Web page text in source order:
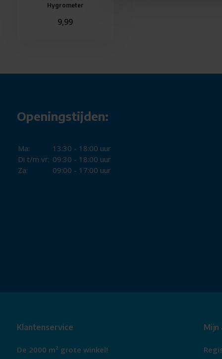
Hygrometer
9,99
Openingstijden:
Ma:
13:30 - 18:00 uur
Di t/m vr: 09:30 - 18:00 uur
Za:
09:00 - 17:00 uur
Klantenservice
De 2000 m² grote winkel!
Mijn